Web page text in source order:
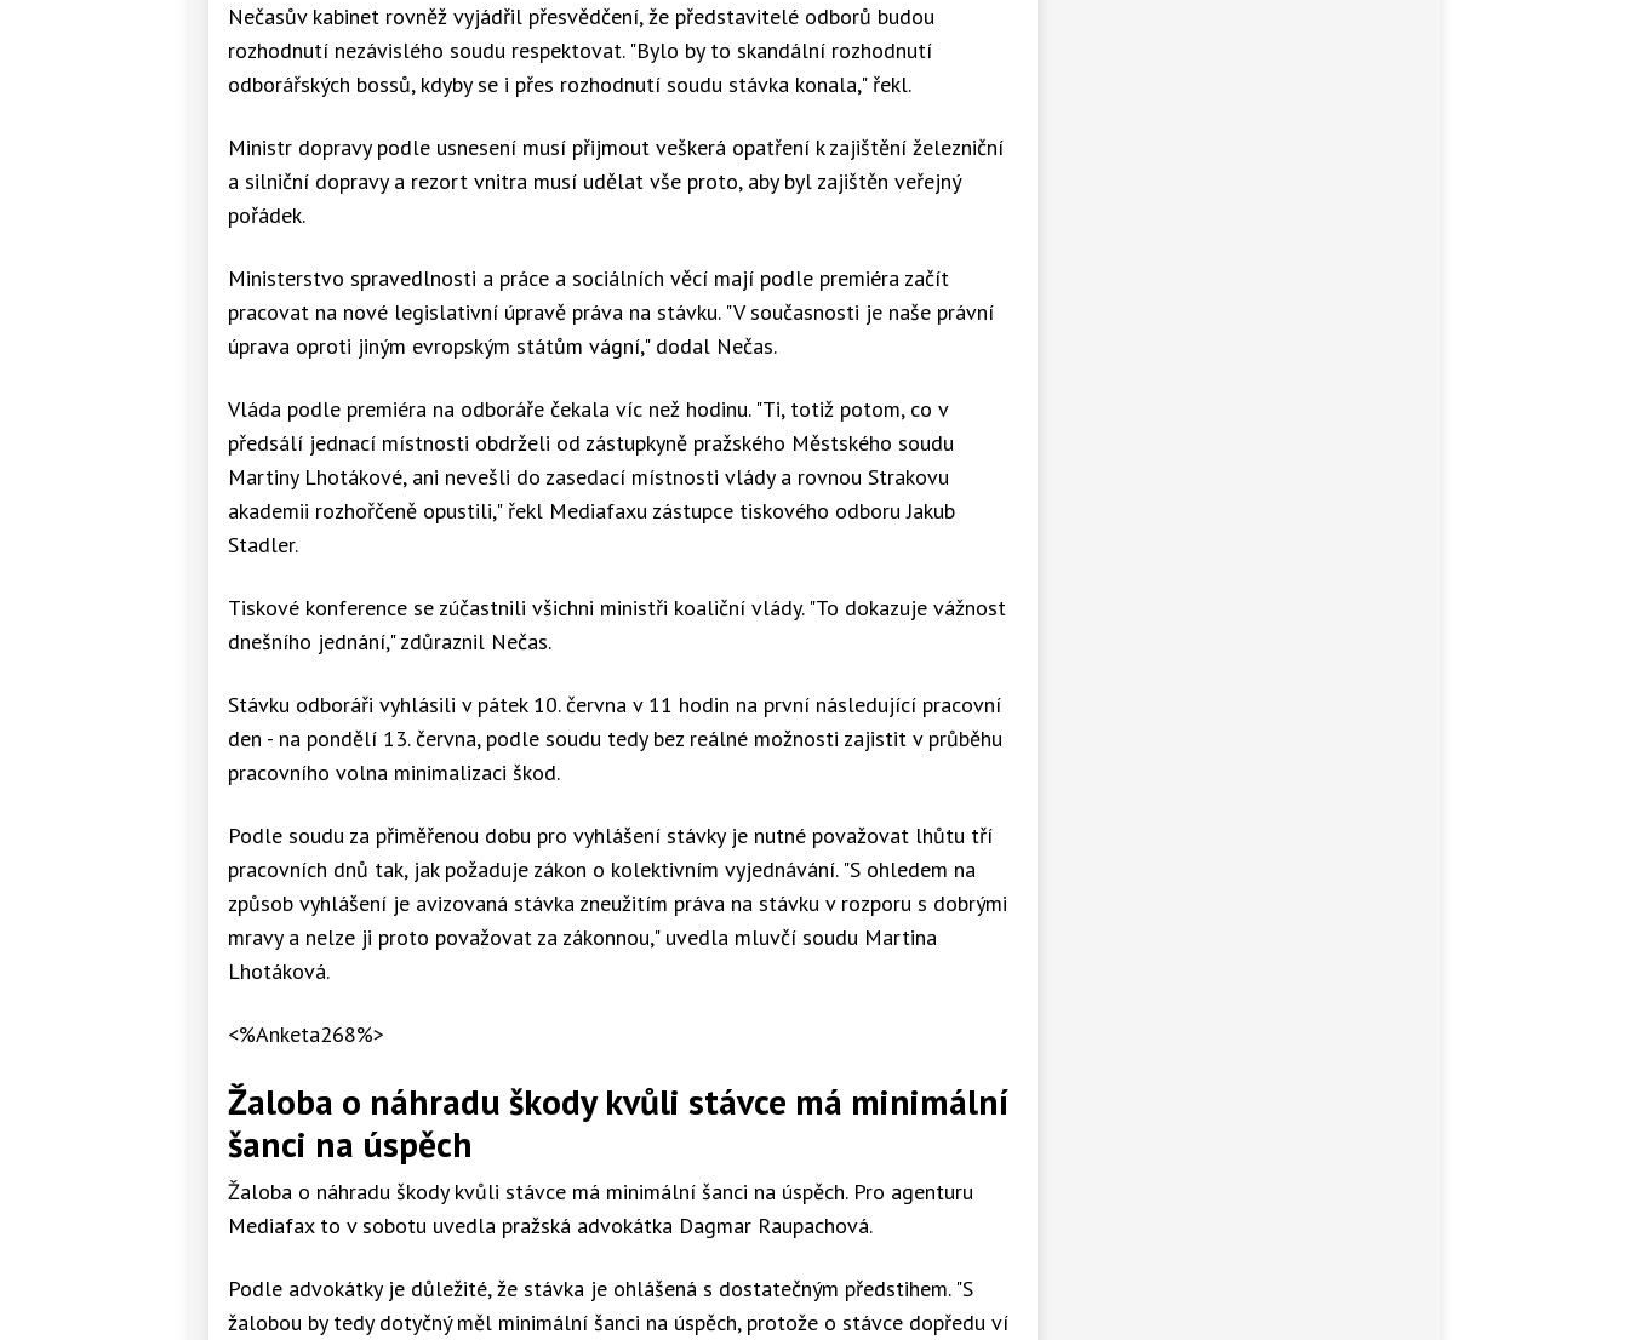
Nečasův kabinet rovněž vyjádřil přesvědčení, že představitelé odborů budou
rozhodnutí nezávislého soudu respektovat. "Bylo by to skandální rozhodnutí
odborářských bossů, kdyby se i přes rozhodnutí soudu stávka konala," řekl.
Ministr dopravy podle usnesení musí přijmout veškerá opatření k zajištění železniční
a silniční dopravy a rezort vnitra musí udělat vše proto, aby byl zajištěn veřejný
pořádek.
Ministerstvo spravedlnosti a práce a sociálních věcí mají podle premiéra začít
pracovat na nové legislativní úpravě práva na stávku. "V současnosti je naše právní
úprava oproti jiným evropským státům vágní," dodal Nečas.
Vláda podle premiéra na odboráře čekala víc než hodinu. "Ti, totiž potom, co v
předsálí jednací místnosti obdrželi od zástupkyně pražského Městského soudu
Martiny Lhotákové, ani nevešli do zasedací místnosti vlády a rovnou Strakovu
akademii rozhořčeně opustili," řekl Mediafaxu zástupce tiskového odboru Jakub
Stadler.
Tiskové konference se zúčastnili všichni ministři koaliční vlády. "To dokazuje vážnost
dnešního jednání," zdůraznil Nečas.
Stávku odboráři vyhlásili v pátek 10. června v 11 hodin na první následující pracovní
den - na pondělí 13. června, podle soudu tedy bez reálné možnosti zajistit v průběhu
pracovního volna minimalizaci škod.
Podle soudu za přiměřenou dobu pro vyhlášení stávky je nutné považovat lhůtu tří
pracovních dnů tak, jak požaduje zákon o kolektivním vyjednávání. "S ohledem na
způsob vyhlášení je avizovaná stávka zneužitím práva na stávku v rozporu s dobrými
mravy a nelze ji proto považovat za zákonnou," uvedla mluvčí soudu Martina
Lhotáková.
<%Anketa268%>
Žaloba o náhradu škody kvůli stávce má minimální
šanci na úspěch
Žaloba o náhradu škody kvůli stávce má minimální šanci na úspěch. Pro agenturu
Mediafax to v sobotu uvedla pražská advokátka Dagmar Raupachová.
Podle advokátky je důležité, že stávka je ohlášená s dostatečným předstihem. "S
žalobou by tedy dotyčný měl minimální šanci na úspěch, protože o stávce dopředu ví